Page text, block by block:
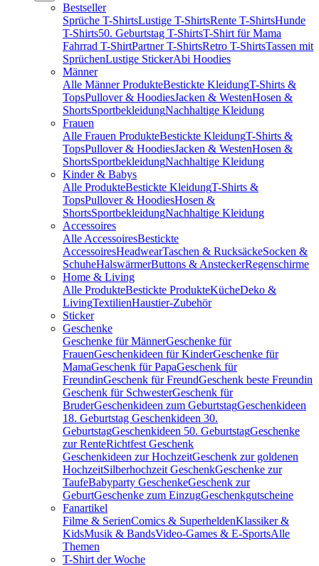
Bestseller
Sprüche T-ShirtsLustige T-ShirtsRente T-ShirtsHunde
T-Shirts50. Geburtstag T-ShirtsT-Shirt für Mama
Fahrrad T-ShirtPartner T-ShirtsRetro T-ShirtsTassen mit
SprüchenLustige StickerAbi Hoodies
Männer
Alle Männer ProdukteBestickte KleidungT-Shirts &
TopsPullover & HoodiesJacken & WestenHosen &
ShortsSportbekleidungNachhaltige Kleidung
Frauen
Alle Frauen ProdukteBestickte KleidungT-Shirts &
TopsPullover & HoodiesJacken & WestenHosen &
ShortsSportbekleidungNachhaltige Kleidung
Kinder & Babys
Alle ProdukteBestickte KleidungT-Shirts &
TopsPullover & HoodiesHosen &
ShortsSportbekleidungNachhaltige Kleidung
Accessoires
Alle AccessoiresBestickte
AccessoiresHeadwearTaschen & RucksäckeSocken &
SchuheHalswärmerButtons & AnsteckerRegenschirme
Home & Living
Alle ProdukteBestickte ProdukteKücheDeko &
LivingTextilienHaustier-Zubehör
Sticker
Geschenke
Geschenke für MännerGeschenke für
FrauenGeschenkideen für KinderGeschenke für
MamaGeschenk für PapaGeschenk für
FreundinGeschenk für FreundGeschenk beste Freundin
Geschenk für SchwesterGeschenk für
BruderGeschenkideen zum GeburtstagGeschenkideen
18. Geburtstag Geschenkideen 30.
GeburtstagGeschenkideen 50. GeburtstagGeschenke
zur RenteRichtfest Geschenk
Geschenkideen zur HochzeitGeschenk zur goldenen
HochzeitSilberhochzeit GeschenkGeschenke zur
TaufeBabyparty GeschenkeGeschenk zur
GeburtGeschenke zum EinzugGeschenkgutscheine
Fanartikel
Filme & SerienComics & SuperheldenKlassiker &
KidsMusik & BandsVideo-Games & E-SportsAlle
Themen
T-Shirt der Woche